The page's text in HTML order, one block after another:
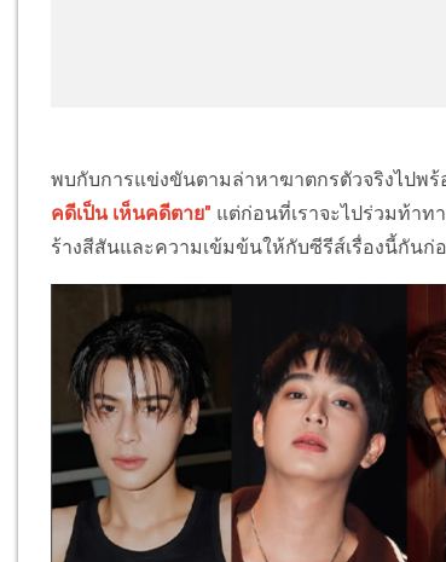
พบกับการแข่งขันตามล่าหาฆาตกรตัวจริงไปพ
คดีเป็น เห็นคดีตาย" แต่ก่อนที่เราจะไปร่วมท้า
ร้างสีสันและความเข้มข้นให้กับซีรีส์เรื่องนี้กันก่